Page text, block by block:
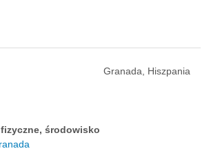
Granada, Hiszpania
fizyczne, środowisko